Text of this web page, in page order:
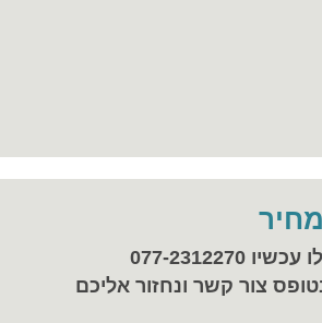
2312270
צור קשר ונחזור אליכם